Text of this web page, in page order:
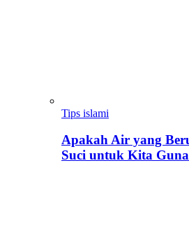
Tips islami
Apakah Air yang
Suci untuk Kita